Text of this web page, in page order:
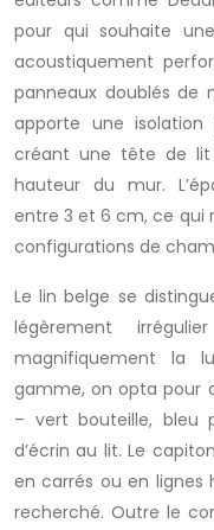
pour qui souhaite
acoustiquement
panneaux doublés de
apporte une
créant une tête de lit
hauteur du mur.
entre 3 et 6 cm, ce qui
configurations de
Le lin belge se
légèrement
magnifiquement la
gamme, on opta pour
– vert bouteille, bleu
d’écrin au lit. Le
en carrés ou en lignes
recherché. Outre le